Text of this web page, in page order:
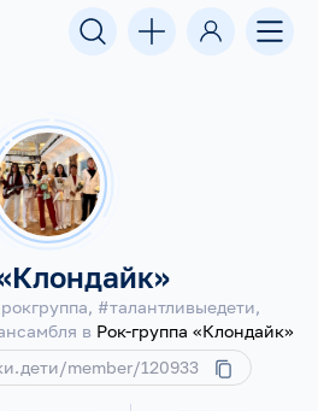
#талантливыедети,
в Рок-группа «Клондайк»
member/120933